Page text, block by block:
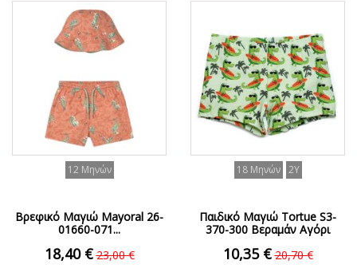
12 Μηνών
Βρεφικό Μαγιώ Mayoral 26-
01660-071...
18,40 € 23,00 €
18 Μηνών 2Y
Παιδικό Μαγιώ Tortue S3-
370-300 Βεραμάν Αγόρι
10,35 € 20,70 €